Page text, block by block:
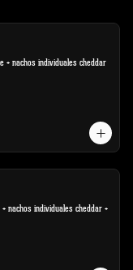
+ nachos individuales cheddar
nachos individuales cheddar +